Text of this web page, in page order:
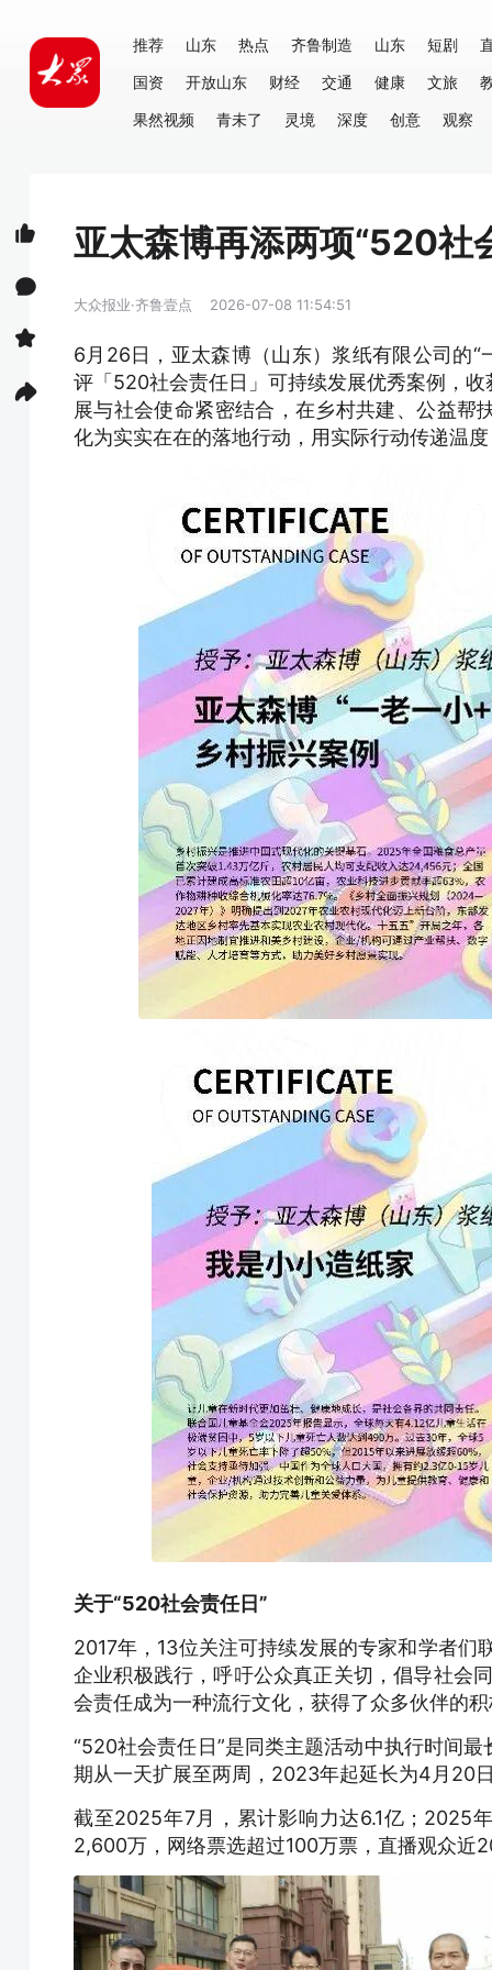
推荐 山东 热点 齐鲁制造 山东 短剧
国资
开放山东 财经 交通 健康 文旅
果然视频
青未了 灵境 深度 创意 观察
亚太森博再添两项“520社
大众报业·齐鲁壹点 2026-07-08 11:54:51
6月26日，亚太森博（山东）浆纸有限公司的“
评「520社会责任日」可持续发展优秀案例，
展与社会使命紧密结合，在乡村共建、公益帮
化为实实在在的落地行动，用实际行动传递温
关于“520社会责任日”
2017年，13位关注可持续发展的专家和学者
企业积极践行，呼吁公众真正关切，倡导社会
会责任成为一种流行文化，获得了众多伙伴的
“520社会责任日”是同类主题活动中执行时间
期从一天扩展至两周，2023年起延长为4月20
截至2025年7月，累计影响力达6.1亿；2025
2,600万，网络票选超过100万票，直播观众近